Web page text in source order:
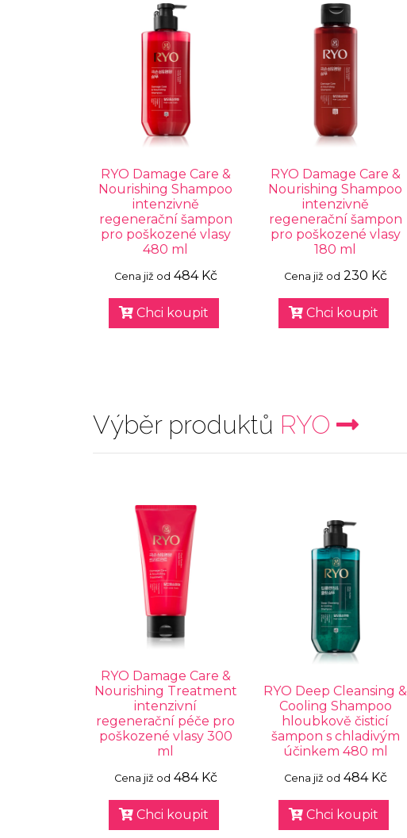
RYO Damage Care &
Nourishing Shampoo
intenzivně
regenerační šampon
pro poškozené vlasy
480 ml
Cena již od 484 Kč
Chci koupit
RYO Damage Care &
Nourishing Shampoo
intenzivně
regenerační šampon
pro poškozené vlasy
180 ml
Cena již od 230 Kč
Chci koupit
Výběr produktů RYO
RYO Damage Care &
Nourishing Treatment
intenzivní
regenerační péče pro
poškozené vlasy 300
ml
Cena již od 484 Kč
Chci koupit
RYO Deep Cleansing &
Cooling Shampoo
hloubkově čisticí
šampon s chladivým
účinkem 480 ml
Cena již od 484 Kč
Chci koupit